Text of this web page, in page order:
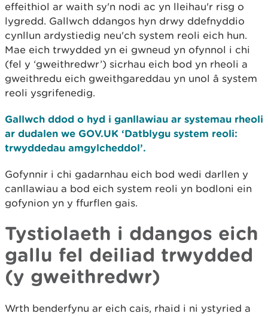
effeithiol ar waith sy'n nodi ac yn lleihau'r risg o
lygredd. Gallwch ddangos hyn drwy ddefnyddio
cynllun ardystiedig neu'ch system reoli eich hun.
Mae eich trwydded yn ei gwneud yn ofynnol i chi
(fel y ‘gweithredwr’) sicrhau eich bod yn rheoli a
gweithredu eich gweithgareddau yn unol â system
reoli ysgrifenedig.
Gallwch ddod o hyd i ganllawiau ar systemau rheoli
ar dudalen we GOV.UK ‘Datblygu system reoli:
trwyddedau amgylcheddol’.
Gofynnir i chi gadarnhau eich bod wedi darllen y
canllawiau a bod eich system reoli yn bodloni ein
gofynion yn y ffurflen gais.
Tystiolaeth i ddangos eich
gallu fel deiliad trwydded
(y gweithredwr)
Wrth benderfynu ar eich cais, rhaid i ni ystyried a